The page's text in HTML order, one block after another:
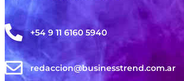
+54 9 11 6160 5940
redaccion@businesstrend.com.ar